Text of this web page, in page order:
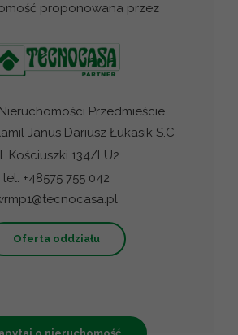
proponowana przez
Przedmieście
Janus Dariusz Łukasik S.C
Kościuszki 134/LU2
tel. +48575 755 042
Oferta oddziału